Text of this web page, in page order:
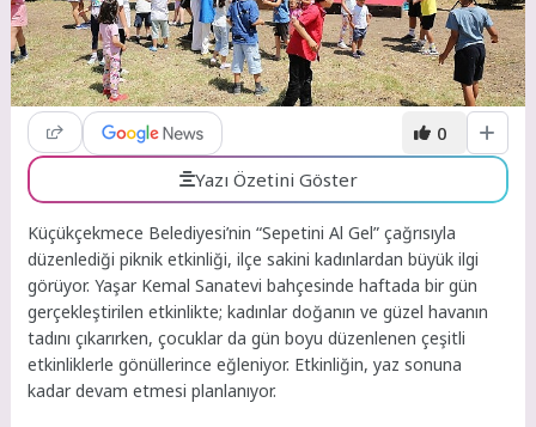
0
Yazı Özetini Göster
Küçükçekmece Belediyesi’nin “Sepetini Al Gel” çağrısıyla
düzenlediği piknik etkinliği, ilçe sakini kadınlardan büyük ilgi
görüyor. Yaşar Kemal Sanatevi bahçesinde haftada bir gün
gerçekleştirilen etkinlikte; kadınlar doğanın ve güzel havanın
tadını çıkarırken, çocuklar da gün boyu düzenlenen çeşitli
etkinliklerle gönüllerince eğleniyor. Etkinliğin, yaz sonuna
kadar devam etmesi planlanıyor.